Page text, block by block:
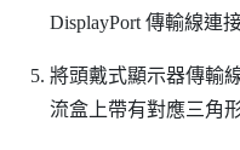
DisplayPort傳輸線連
將頭戴式顯示器傳輸
流盒上帶有對應三角